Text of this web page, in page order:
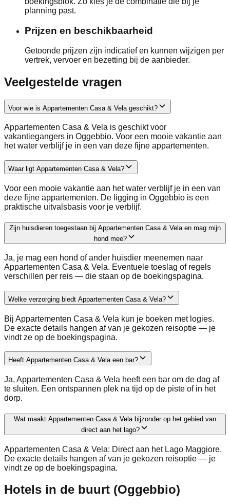
planning past.
Prijzen en beschikbaarheid
Getoonde prijzen zijn indicatief en kunnen wijzigen per
vertrek, vervoer en bezetting bij de aanbieder.
Veelgestelde vragen
Voor wie is Appartementen Casa & Vela geschikt?
Appartementen Casa & Vela is geschikt voor
vakantiegangers in Oggebbio. Voor een mooie vakantie aan
het water verblijf je in een van deze fijne appartementen.
Waar ligt Appartementen Casa & Vela?
Voor een mooie vakantie aan het water verblijf je in een van
deze fijne appartementen. De ligging in Oggebbio is een
praktische uitvalsbasis voor je verblijf.
Zijn huisdieren toegestaan bij Appartementen Casa & Vela en mag mijn
hond mee?
Ja, je mag een hond of ander huisdier meenemen naar
Appartementen Casa & Vela. Eventuele toeslag of regels
verschillen per reis — die staan op de boekingspagina.
Welke verzorging biedt Appartementen Casa & Vela?
Bij Appartementen Casa & Vela kun je boeken met logies.
De exacte details hangen af van je gekozen reisoptie — je
vindt ze op de boekingspagina.
Heeft Appartementen Casa & Vela een bar?
Ja, Appartementen Casa & Vela heeft een bar om de dag af
te sluiten. Een ontspannen plek na tijd op de piste of in het
dorp.
Wat maakt Appartementen Casa & Vela bijzonder op het gebied van
direct aan het lago?
Appartementen Casa & Vela: Direct aan het Lago Maggiore.
De exacte details hangen af van je gekozen reisoptie — je
vindt ze op de boekingspagina.
Hotels in de buurt (Oggebbio)